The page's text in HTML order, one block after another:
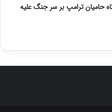
حامیان ترامپ بر سر جنگ علیه